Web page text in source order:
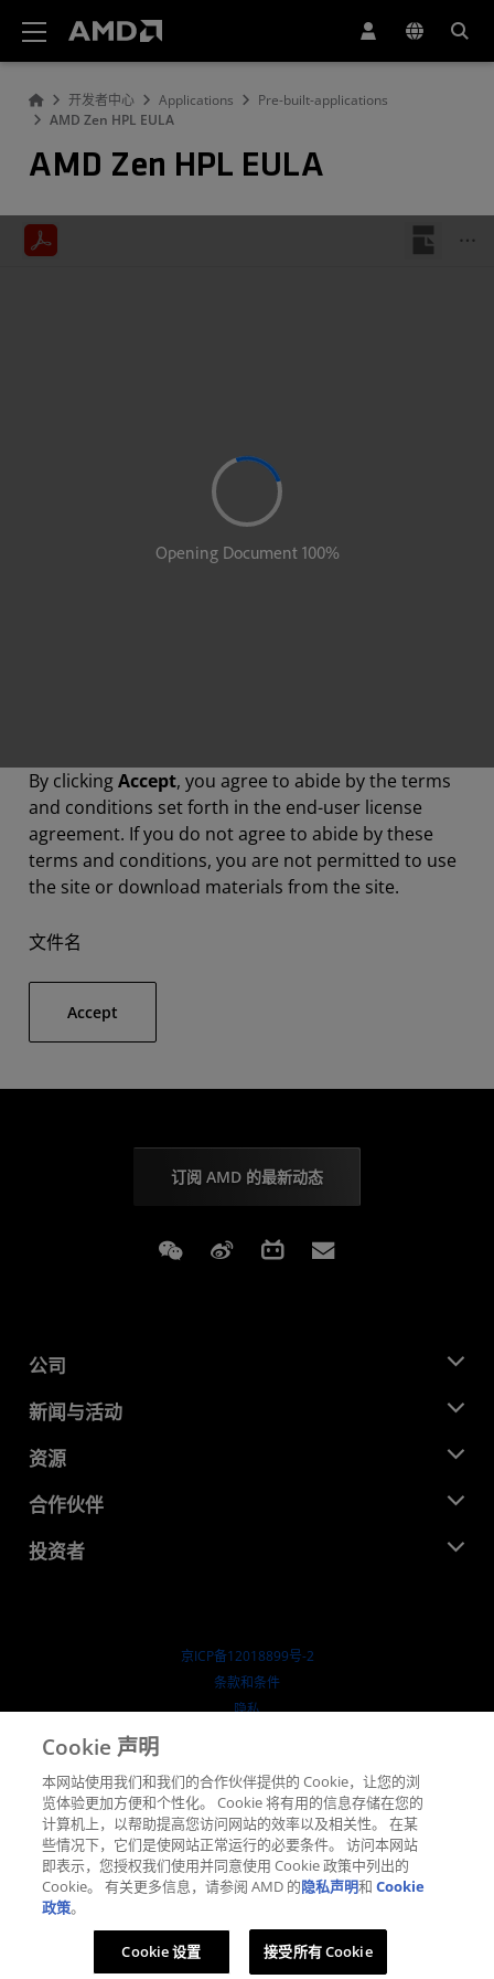
开发者中心 Applications
Pre-built-applications
AMD Zen HPL EULA
AMD Zen HPL EULA
By clickingAccept, you agree to abide by the terms
and conditions set forth in the end-user license
agreement. If you do not agree to abide by these
terms and conditions, you are not permitted to use
the site or download materials from the site.
文件名
Accept
订阅 AMD 的最新动态
Weixin Weibo Bilibili
公司
关于 AMD
企业责任
就业机会
联系我们
新闻与活动
新闻中心
媒体库
资源
开发中心
成功案例
合作伙伴
AMD 合作伙伴中心
投资者
京ICP备12018899号-2
​条款和条件
隐私
公开公平竞争
英国税收策略
Cookie 政策
Cookie 设置
Cookie 声明
本网站使用我们和我们的合作伙伴提供的 Cookie，让您的浏
览体验更加方便和个性化。 Cookie 将有用的信息存储在您的
计算机上，以帮助提高您访问网站的效率以及相关性。 在某
些情况下，它们是使网站正常运行的必要条件。 访问本网站
即表示，您授权我们使用并同意使用 Cookie 政策中列出的
Cookie。 有关更多信息，请参阅 AMD 的隐私声明和Cookie
政策。
Cookie 设置 接受所有 Cookie